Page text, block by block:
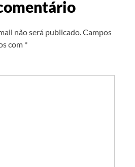
não será publicado. Campos
com *